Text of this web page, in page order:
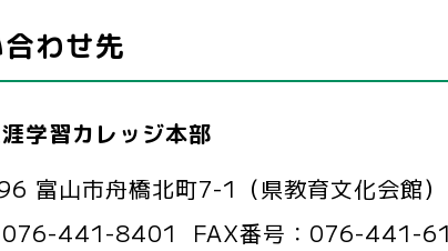
わせ先
学習カレッジ本部
富山市舟橋北町7-1（県教育文化会館）
076-441-8401 FAX番号： 076-441-